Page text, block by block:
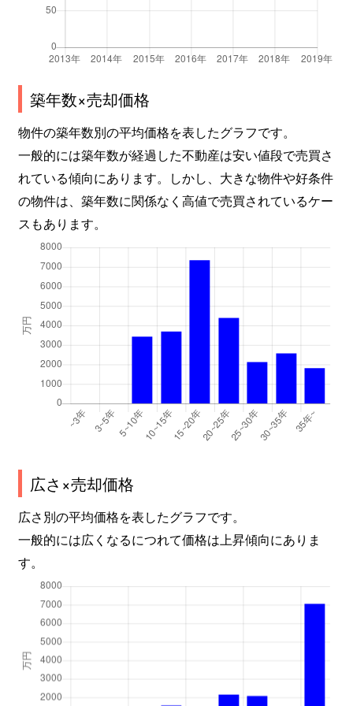
築年数×売却価格
物件の築年数別の平均価格を表したグラフです。
一般的には築年数が経過した不動産は安い値段で売買さ
れている傾向にあります。しかし、大きな物件や好条件
の物件は、築年数に関係なく高値で売買されているケー
スもあります。
広さ×売却価格
広さ別の平均価格を表したグラフです。
一般的には広くなるにつれて価格は上昇傾向にありま
す。